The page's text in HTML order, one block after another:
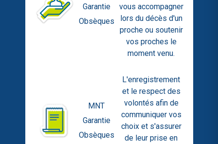
Garantie
Obsèques
vous accompagner
lors du décès d'un
proche ou soutenir
vos proches le
moment venu.
MNT
Garantie
Obsèques
L'enregistrement
et le respect des
volontés afin de
communiquer vos
choix et s'assurer
de leur prise en